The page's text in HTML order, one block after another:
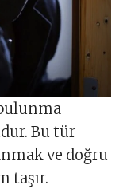
Bu tür
ve doğru
taşır.